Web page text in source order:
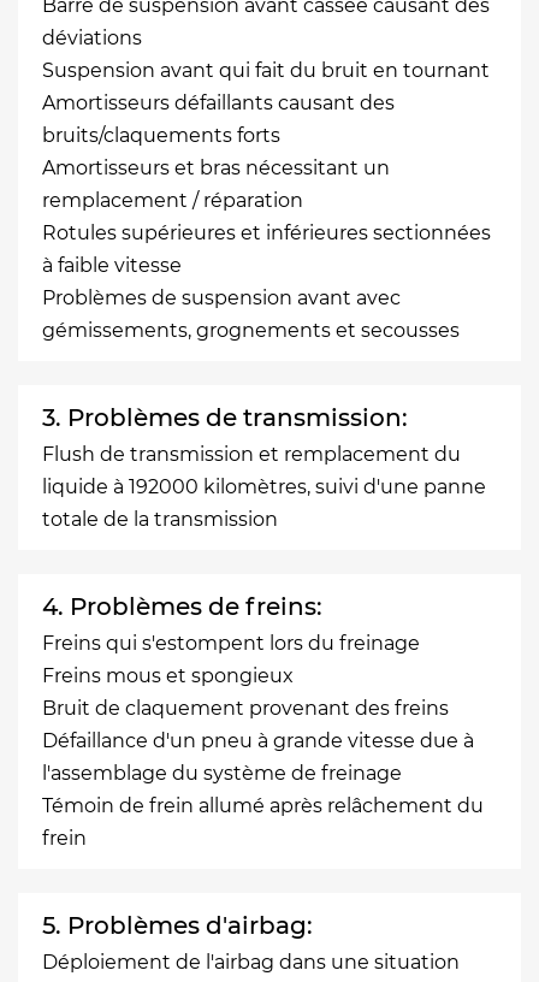
Barre de suspension avant cassée causant des
déviations
Suspension avant qui fait du bruit en tournant
Amortisseurs défaillants causant des
bruits/claquements forts
Amortisseurs et bras nécessitant un
remplacement / réparation
Rotules supérieures et inférieures sectionnées
à faible vitesse
Problèmes de suspension avant avec
gémissements, grognements et secousses
3. Problèmes de transmission:
Flush de transmission et remplacement du
liquide à 192000 kilomètres, suivi d'une panne
totale de la transmission
4. Problèmes de freins:
Freins qui s'estompent lors du freinage
Freins mous et spongieux
Bruit de claquement provenant des freins
Défaillance d'un pneu à grande vitesse due à
l'assemblage du système de freinage
Témoin de frein allumé après relâchement du
frein
5. Problèmes d'airbag:
Déploiement de l'airbag dans une situation